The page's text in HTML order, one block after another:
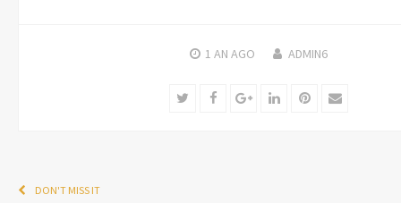
1 AN AGO ADMIN6
TwitterFacebookGoogle+LinkedInPinterest
Email
DON'T MISS IT